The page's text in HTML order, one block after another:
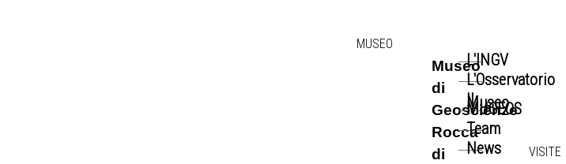
MUSEO
Museo
di
Geoscienze
Rocca
di
L'INGV
L'Osservatorio
Il
Museo
-
MUGEOS
Team
News
VISITE